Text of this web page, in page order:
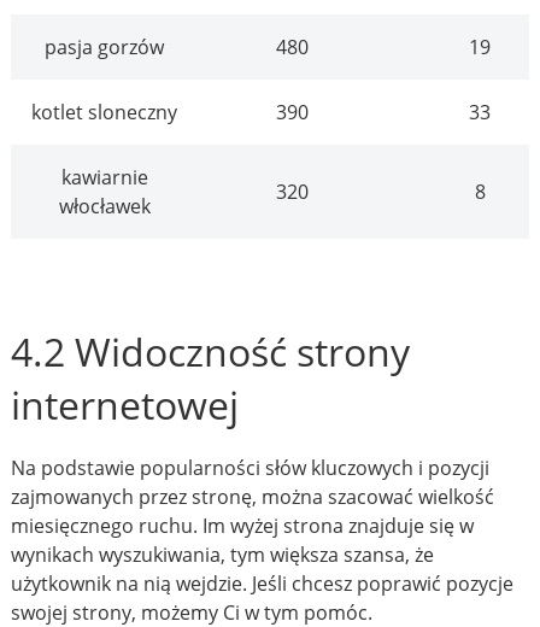
pasja gorzów 480 19
kotlet sloneczny 390 33
kawiarnie
włocławek
320 8
4.2 Widoczność strony
internetowej
Na podstawie popularności słów kluczowych i pozycji
zajmowanych przez stronę, można szacować wielkość
miesięcznego ruchu. Im wyżej strona znajduje się w
wynikach wyszukiwania, tym większa szansa, że
użytkownik na nią wejdzie. Jeśli chcesz poprawić pozycje
swojej strony, możemy Ci w tym pomóc.